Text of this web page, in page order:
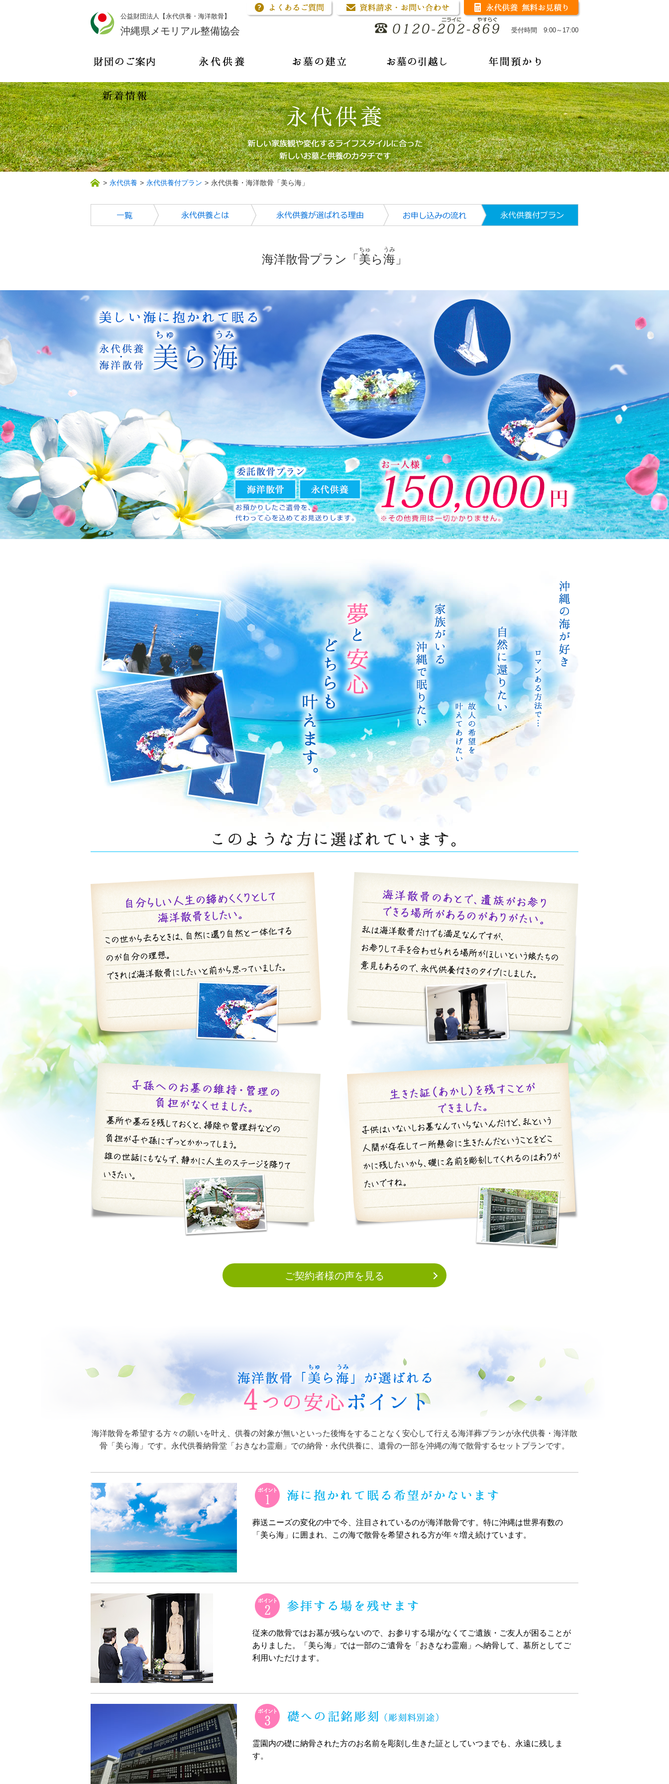
公益財団法人【永代供養・海洋散骨】
沖縄県メモリアル整備協会 受付時間 9:00～17:00
> 永代供養 > 永代供養付プラン > 永代供養・海洋散骨「美ら海」
海洋散骨プラン「 美
ちゅ
ら海
うみ
」
ご契約者様の声を見る
海洋散骨を希望する方々の願いを叶え、供養の対象が無いといった後悔をすることなく安心して行える海洋葬プランが永代供養・海洋散
骨「美ら海」です。永代供養納骨堂「おきなわ霊廟」での納骨・永代供養に、遺骨の一部を沖縄の海で散骨するセットプランです。
葬送ニーズの変化の中で今、注目されているのが海洋散骨です。特に沖縄は世界有数の
「美ら海」に囲まれ、この海で散骨を希望される方が年々増え続けています。
従来の散骨ではお墓が残らないので、お参りする場がなくてご遺族・ご友人が困ることが
ありました。「美ら海」では一部のご遺骨を「おきなわ霊廟」へ納骨して、墓所としてご
利用いただけます。
霊園内の礎に納骨された方のお名前を彫刻し生きた証としていつまでも、永遠に残しま
す。